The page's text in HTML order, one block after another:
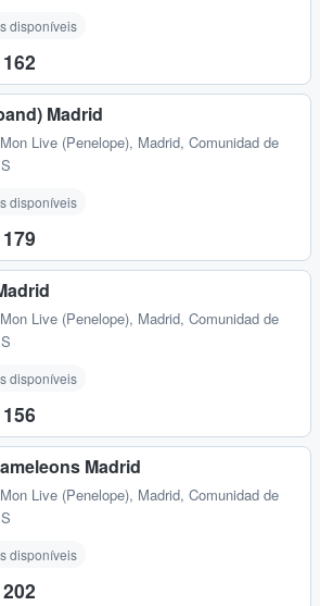
disponíveis
Madrid
Live (Penelope), Madrid, Comunidad de
disponíveis
Live (Penelope), Madrid, Comunidad de
disponíveis
Madrid
Live (Penelope), Madrid, Comunidad de
disponíveis